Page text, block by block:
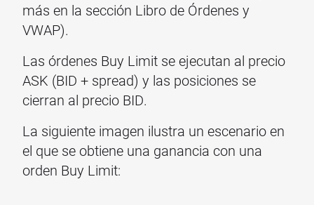
más en la sección Libro de Órdenes y
VWAP).
Las órdenes Buy Limit se ejecutan al precio
ASK (BID + spread) y las posiciones se
cierran al precio BID.
La siguiente imagen ilustra un escenario en
el que se obtiene una ganancia con una
orden Buy Limit: